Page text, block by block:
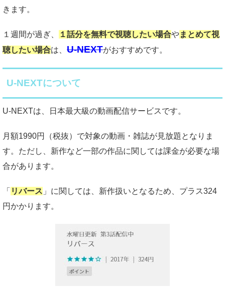
きます。
１週間が過ぎ、 １話分を無料で視聴したい場合やまとめて視
聴したい場合は、 U-NEXTがおすすめです。
U-NEXTについて
U-NEXTは、日本最大級の動画配信サービスです。
月額1990円（税抜）で対象の動画・雑誌が見放題となりま
す。ただし、新作など一部の作品に関しては課金が必要な場
合があります。
「 リバース 」に関しては、新作扱いとなるため、プラス324
円かかります。